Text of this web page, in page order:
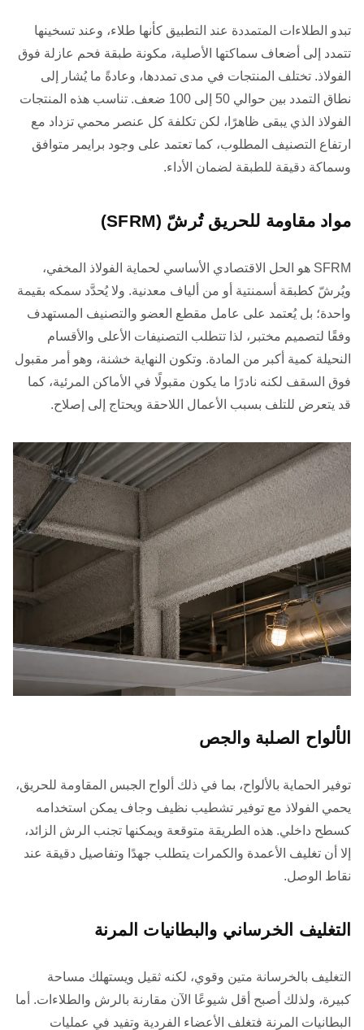
تبدو الطلاءات المتمددة عند التطبيق كأنها طلاء، وعند تسخينها
تتمدد إلى أضعاف سماكتها الأصلية، مكونة طبقة فحم عازلة فوق
الفولاذ. تختلف المنتجات في مدى تمددها، وعادةً ما يُشار إلى
نطاق التمدد بين حوالي 50 إلى 100 ضعف. تناسب هذه المنتجات
الفولاذ الذي يبقى ظاهرًا، لكن تكلفة كل عنصر محمي تزداد مع
ارتفاع التصنيف المطلوب، كما تعتمد على وجود برايمر متوافق
وسماكة دقيقة للطبقة لضمان الأداء.
مواد مقاومة للحريق تُرشّ (SFRM)
SFRM هو الحل الاقتصادي الأساسي لحماية الفولاذ المخفي،
ويُرشّ كطبقة أسمنتية أو من ألياف معدنية. ولا يُحدَّد سمكه بقيمة
واحدة؛ بل يُعتمد على عامل مقطع العضو والتصنيف المستهدف
وفقًا لتصميم مختبر، لذا تتطلب التصنيفات الأعلى والأقسام
النحيلة كمية أكبر من المادة. وتكون النهاية خشنة، وهو أمر مقبول
فوق السقف لكنه نادرًا ما يكون مقبولًا في الأماكن المرئية، كما
قد يتعرض للتلف بسبب الأعمال اللاحقة ويحتاج إلى إصلاح.
الألواح الصلبة والجص
توفير الحماية بالألواح، بما في ذلك ألواح الجبس المقاومة للحريق،
يحمي الفولاذ مع توفير تشطيب نظيف وجاف يمكن استخدامه
كسطح داخلي. هذه الطريقة متوقعة ويمكنها تجنب الرش الزائد،
إلا أن تغليف الأعمدة والكمرات يتطلب جهدًا وتفاصيل دقيقة عند
نقاط الوصل.
التغليف الخرساني والبطانيات المرنة
التغليف بالخرسانة متين وقوي، لكنه ثقيل ويستهلك مساحة
كبيرة، ولذلك أصبح أقل شيوعًا الآن مقارنة بالرش والطلاءات. أما
البطانيات المرنة فتغلف الأعضاء الفردية وتفيد في عمليات